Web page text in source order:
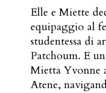
Elle e Miette
equipaggio al
studentessa di
Patchoum. E
Mietta Yvonne
Atene,